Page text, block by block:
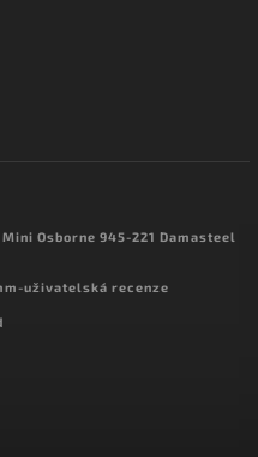
Osborne 945-221 Damasteel
uživatelská recenze